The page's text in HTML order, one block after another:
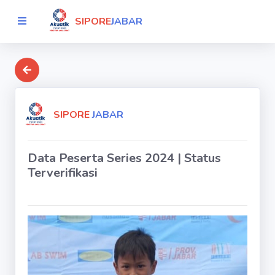
SIPOREJABAR
SIPOREJABAR
Data Peserta Series 2024 | Status
Terverifikasi